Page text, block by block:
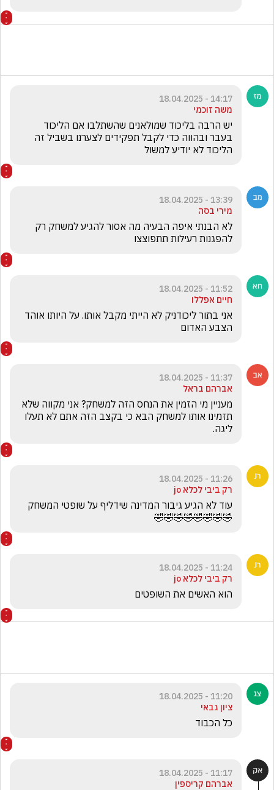
14:17 - 18.04.2025
משה זוכמי
הליכוד לא יודיע למשול
13:39 - 18.04.2025
מירי בסה
להפגנות רעילות תתפוצצו
11:52 - 18.04.2025
חיים אפללו
הצבע האדום
11:37 - 18.04.2025
אברהם בראל
ליגה.
11:26 - 18.04.2025
רק ביבי לכלא jo
עוד לא הגיע גיבור המדינה שידליף על שופטי המשחק
🤣🤣🤣🤣🤣🤣🤣🤣
11:24 - 18.04.2025
רק ביבי לכלא jo
הוא האשים את השופטים
11:20 - 18.04.2025
ציון גבאי
כל הכבוד
11:17 - 18.04.2025
אברהם קריספין